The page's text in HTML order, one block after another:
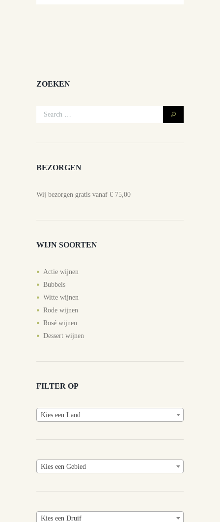
ZOEKEN
BEZORGEN
Wij bezorgen gratis vanaf € 75,00
WIJN SOORTEN
Actie wijnen
Bubbels
Witte wijnen
Rode wijnen
Rosé wijnen
Dessert wijnen
FILTER OP
Kies een Land
Kies een Gebied
Kies een Druif